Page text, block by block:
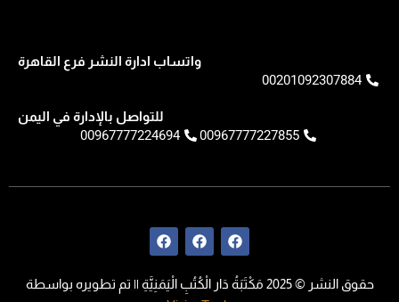
واتساب ادارة النشر فرع القاهرة
00201092307884
للتواصل بالإدارة في اليمن
00967777227855
00967777224694
F
a
e
b
F
a
e
b
F
a
b
حقوق النشر © 2025 مَكْتَبَةُ دَار الْكُتُبِ الْيَمَنِيَّةِ || تم تطويره بواسطة